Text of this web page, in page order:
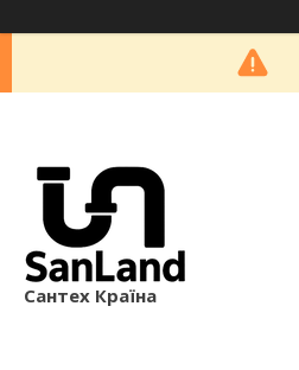
Сантех Країна